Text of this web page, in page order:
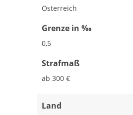
Österreich
Grenze in ‰
0,5
Strafmaß
ab 300 €
Land